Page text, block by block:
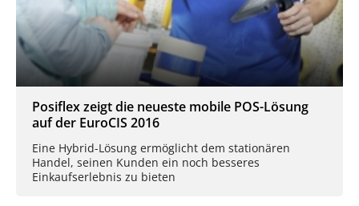
Posiflex zeigt die neueste mobile POS-Lösung
auf der EuroCIS 2016
Eine Hybrid-Lösung ermöglicht dem stationären
Handel, seinen Kunden ein noch besseres
Einkaufserlebnis zu bieten